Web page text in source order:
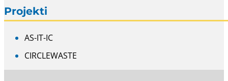
Projekti
AS-IT-IC
CIRCLEWASTE